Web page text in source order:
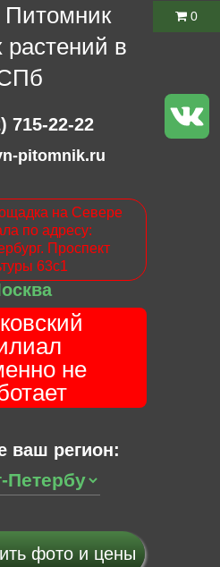
в
715-22-22
pitomnik.ru
на Севере
по адресу:
Проспект
63с1
не
ваш регион:
0
фото и цены